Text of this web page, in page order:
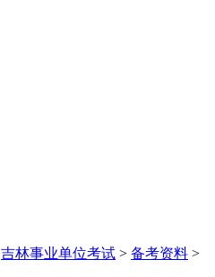
吉林事业单位考试 > 备考资料 >